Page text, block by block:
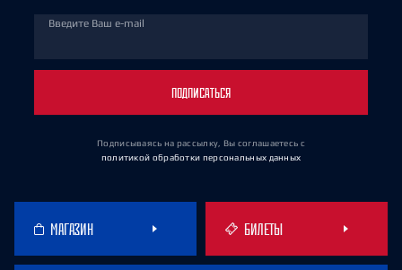
Введите Ваш e-mail
ПОДПИСАТЬСЯ
Подписываясь на рассылку, Вы соглашаетесь с
политикой обработки персональных данных
МАГАЗИН БИЛЕТЫ